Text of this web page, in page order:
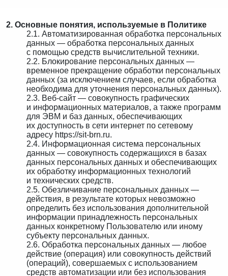
2. Основные понятия, используемые в Политике
2.1. Автоматизированная обработка персональных
данных — обработка персональных данных
с помощью средств вычислительной техники.
2.2. Блокирование персональных данных —
временное прекращение обработки персональных
данных (за исключением случаев, если обработка
необходима для уточнения персональных данных).
2.3. Веб-сайт — совокупность графических
и информационных материалов, а также программ
для ЭВМ и баз данных, обеспечивающих
их доступность в сети интернет по сетевому
адресу https://sit-brn.ru.
2.4. Информационная система персональных
данных — совокупность содержащихся в базах
данных персональных данных и обеспечивающих
их обработку информационных технологий
и технических средств.
2.5. Обезличивание персональных данных —
действия, в результате которых невозможно
определить без использования дополнительной
информации принадлежность персональных
данных конкретному Пользователю или иному
субъекту персональных данных.
2.6. Обработка персональных данных — любое
действие (операция) или совокупность действий
(операций), совершаемых с использованием
средств автоматизации или без использования